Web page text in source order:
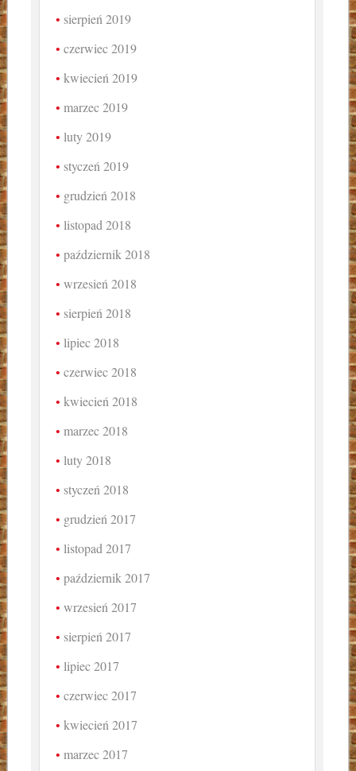
sierpień 2019
czerwiec 2019
kwiecień 2019
marzec 2019
luty 2019
styczeń 2019
grudzień 2018
listopad 2018
październik 2018
wrzesień 2018
sierpień 2018
lipiec 2018
czerwiec 2018
kwiecień 2018
marzec 2018
luty 2018
styczeń 2018
grudzień 2017
listopad 2017
październik 2017
wrzesień 2017
sierpień 2017
lipiec 2017
czerwiec 2017
kwiecień 2017
marzec 2017